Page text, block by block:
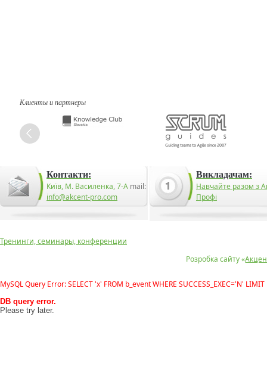
Клиенты и партнеры
Контакти:
Київ, М. Василенка, 7-А mail:
info@akcent-pro.com
Викладачам:
Навчайте разом з
Профі
Розробка сайту «
Тренинги, семинары, конференции
MySQL Query Error: SELECT 'x' FROM b_event WHERE SUCCESS_EXEC='N' LIMIT
DB query error.
Please try later.